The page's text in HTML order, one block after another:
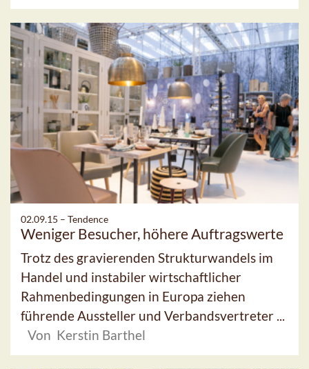
02.09.15 – Tendence
Weniger Besucher, höhere Auftragswerte
Trotz des gravierenden Strukturwandels im
Handel und instabiler wirtschaftlicher
Rahmenbedingungen in Europa ziehen
führende Aussteller und Verbandsvertreter ...
Von Kerstin Barthel